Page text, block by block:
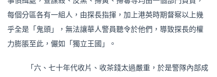
每個分區各有一組人，由探長指揮，加上港英時期督察以上幾
乎全是「鬼頭」，無法讓華人警員聽令於他們，導致探長的權
力膨脹至此，儼如「獨立王國」。
「六、七十年代收片、收茶錢太過嚴重，於是警隊內部成